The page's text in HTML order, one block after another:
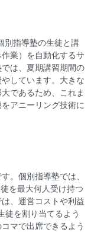
別指導塾の生徒と講
業）を自動化するサ
は、夏期講習期間の
しています。大きな
であるため、これま
アニーリング技術に
。個別指導塾では、
を最大何人受け持つ
、運営コストや利益
徒を割り当てるよう
マで出席できるよう